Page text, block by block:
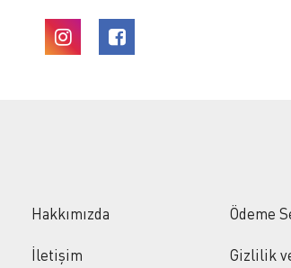
Hakkımızda
İletişim
Ödeme
Gizlilik